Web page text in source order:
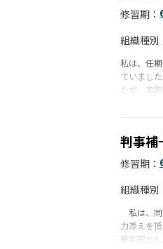
修習期：
組織種別
私は、任
ていまし
たが、実
判事補
修習期：
組織種別
私は、同
力添えを
裁判官と